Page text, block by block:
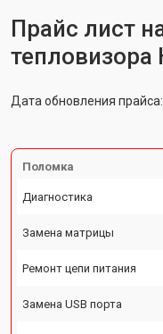
Прайс лист
тепловизора
Дата обновления
Поломка
Диагностика
Замена матрицы
Ремонт цепи питания
Замена USB порта